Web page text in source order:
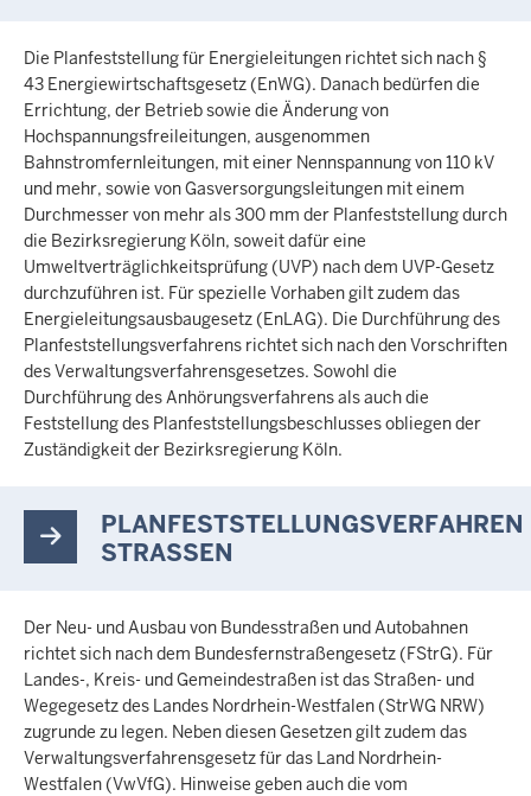
Die Planfeststellung für Energieleitungen richtet sich nach §
43 Energiewirtschaftsgesetz (EnWG). Danach bedürfen die
Errichtung, der Betrieb sowie die Änderung von
Hochspannungsfreileitungen, ausgenommen
Bahnstromfernleitungen, mit einer Nennspannung von 110 kV
und mehr, sowie von Gasversorgungsleitungen mit einem
Durchmesser von mehr als 300 mm der Planfeststellung durch
die Bezirksregierung Köln, soweit dafür eine
Umweltverträglichkeitsprüfung (UVP) nach dem UVP-Gesetz
durchzuführen ist. Für spezielle Vorhaben gilt zudem das
Energieleitungsausbaugesetz (EnLAG). Die Durchführung des
Planfeststellungsverfahrens richtet sich nach den Vorschriften
des Verwaltungsverfahrensgesetzes. Sowohl die
Durchführung des Anhörungsverfahrens als auch die
Feststellung des Planfeststellungsbeschlusses obliegen der
Zuständigkeit der Bezirksregierung Köln.
PLANFESTSTELLUNGSVERFAHREN
STRASSEN
Der Neu- und Ausbau von Bundesstraßen und Autobahnen
richtet sich nach dem Bundesfernstraßengesetz (FStrG). Für
Landes-, Kreis- und Gemeindestraßen ist das Straßen- und
Wegegesetz des Landes Nordrhein-Westfalen (StrWG NRW)
zugrunde zu legen. Neben diesen Gesetzen gilt zudem das
Verwaltungsverfahrensgesetz für das Land Nordrhein-
Westfalen (VwVfG). Hinweise geben auch die vom